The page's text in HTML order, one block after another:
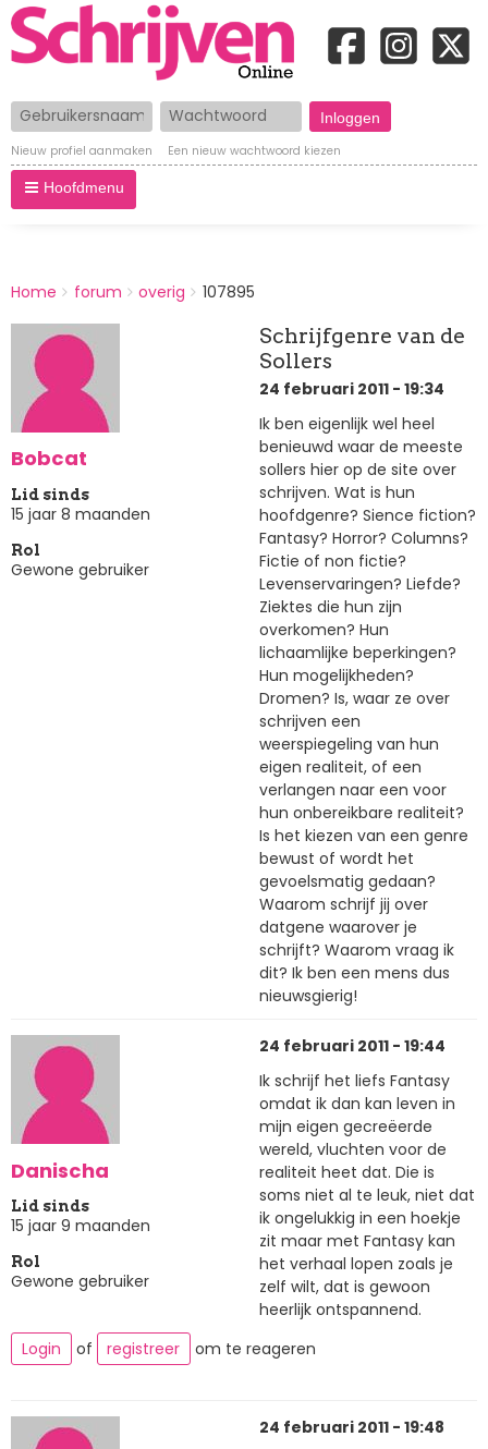
Gebruikersnaam Wachtwoord
Nieuw profiel aanmaken Een nieuw wachtwoord kiezen
Hoofdmenu
BREADCRUMBS
You
here:
Home forum overig 107895
Bobcat
Lid sinds
15 jaar 8 maanden
Rol
Gewone gebruiker
Schrijfgenre van de
Sollers
24 februari 2011 - 19:34
Ik ben eigenlijk wel heel
benieuwd waar de meeste
sollers hier op de site over
schrijven. Wat is hun
hoofdgenre? Sience fiction?
Fantasy? Horror? Columns?
Fictie of non fictie?
Levenservaringen? Liefde?
Ziektes die hun zijn
overkomen? Hun
lichaamlijke beperkingen?
Hun mogelijkheden?
Dromen? Is, waar ze over
schrijven een
weerspiegeling van hun
eigen realiteit, of een
verlangen naar een voor
hun onbereikbare realiteit?
Is het kiezen van een genre
bewust of wordt het
gevoelsmatig gedaan?
Waarom schrijf jij over
datgene waarover je
schrijft? Waarom vraag ik
dit? Ik ben een mens dus
nieuwsgierig!
Danischa
Lid sinds
15 jaar 9 maanden
Rol
Gewone gebruiker
24 februari 2011 - 19:44
Ik schrijf het liefs Fantasy
omdat ik dan kan leven in
mijn eigen gecreëerde
wereld, vluchten voor de
realiteit heet dat. Die is
soms niet al te leuk, niet dat
ik ongelukkig in een hoekje
zit maar met Fantasy kan
het verhaal lopen zoals je
zelf wilt, dat is gewoon
heerlijk ontspannend.
Login
of registreer om te reageren
24 februari 2011 - 19:48